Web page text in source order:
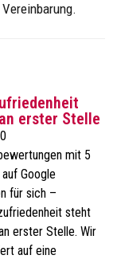
erster Stelle
mit 5
Google
für sich –
steht
erster Stelle. Wir
auf eine